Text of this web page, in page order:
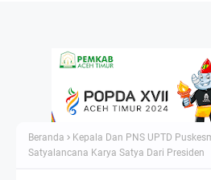
Beranda
Kepala Dan PNS UPTD
Satyalancana Karya Satya Dari Presiden